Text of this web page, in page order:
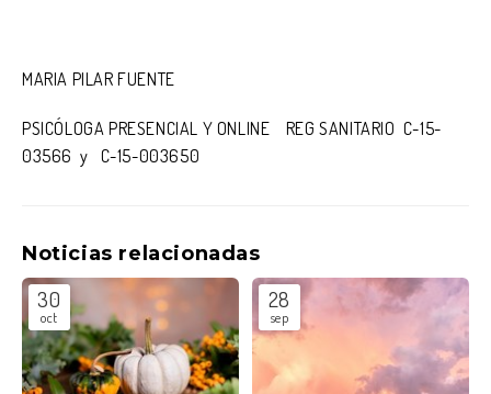
MARIA PILAR FUENTE
PSICÓLOGA PRESENCIAL Y ONLINE REG SANITARIO C-15-
03566 y C-15-003650
Noticias relacionadas
30
oct
28
sep